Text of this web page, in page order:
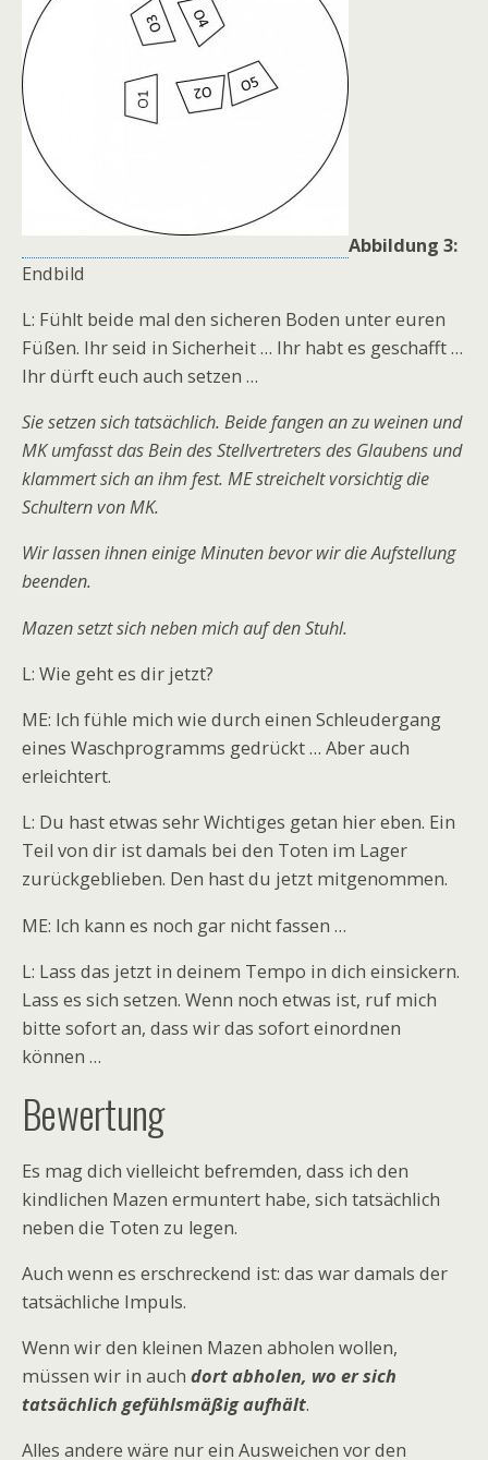
Abbildung 3:
Endbild
L: Fühlt beide mal den sicheren Boden unter euren
Füßen. Ihr seid in Sicherheit … Ihr habt es geschafft …
Ihr dürft euch auch setzen …
Sie setzen sich tatsächlich. Beide fangen an zu weinen und
MK umfasst das Bein des Stellvertreters des Glaubens und
klammert sich an ihm fest. ME streichelt vorsichtig die
Schultern von MK.
Wir lassen ihnen einige Minuten bevor wir die Aufstellung
beenden.
Mazen setzt sich neben mich auf den Stuhl.
L: Wie geht es dir jetzt?
ME: Ich fühle mich wie durch einen Schleudergang
eines Waschprogramms gedrückt … Aber auch
erleichtert.
L: Du hast etwas sehr Wichtiges getan hier eben. Ein
Teil von dir ist damals bei den Toten im Lager
zurückgeblieben. Den hast du jetzt mitgenommen.
ME: Ich kann es noch gar nicht fassen …
L: Lass das jetzt in deinem Tempo in dich einsickern.
Lass es sich setzen. Wenn noch etwas ist, ruf mich
bitte sofort an, dass wir das sofort einordnen
können …
Bewertung
Es mag dich vielleicht befremden, dass ich den
kindlichen Mazen ermuntert habe, sich tatsächlich
neben die Toten zu legen.
Auch wenn es erschreckend ist: das war damals der
tatsächliche Impuls.
Wenn wir den kleinen Mazen abholen wollen,
müssen wir in auch dort abholen, wo er sich
tatsächlich gefühlsmäßig aufhält.
Alles andere wäre nur ein Ausweichen vor den